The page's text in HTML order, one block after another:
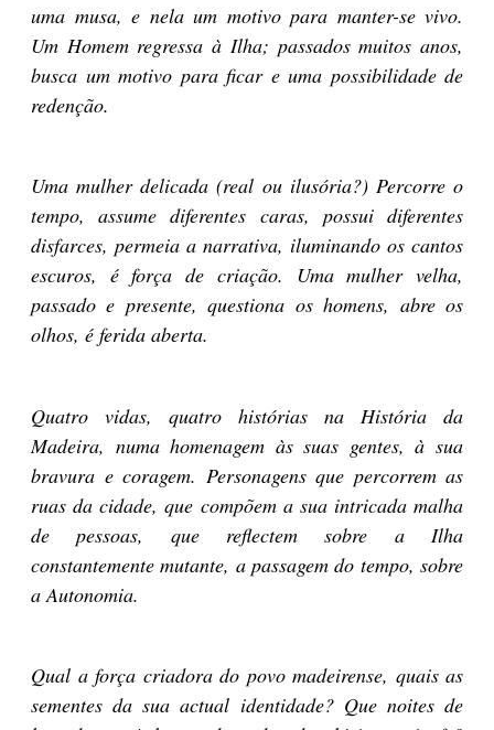
uma musa, e nela um motivo para manter-se vivo.
Um Homem regressa à Ilha; passados muitos anos,
busca um motivo para ficar e uma possibilidade de
redenção.
Uma mulher delicada (real ou ilusória?) Percorre o
tempo, assume diferentes caras, possui diferentes
disfarces, permeia a narrativa, iluminando os cantos
escuros, é força de criação. Uma mulher velha,
passado e presente, questiona os homens, abre os
olhos, é ferida aberta.
Quatro vidas, quatro histórias na História da
Madeira, numa homenagem às suas gentes, à sua
bravura e coragem. Personagens que percorrem as
ruas da cidade, que compõem a sua intricada malha
de pessoas, que reflectem sobre a Ilha
constantemente mutante, a passagem do tempo, sobre
a Autonomia.
Qual a força criadora do povo madeirense, quais as
sementes da sua actual identidade? Que noites de